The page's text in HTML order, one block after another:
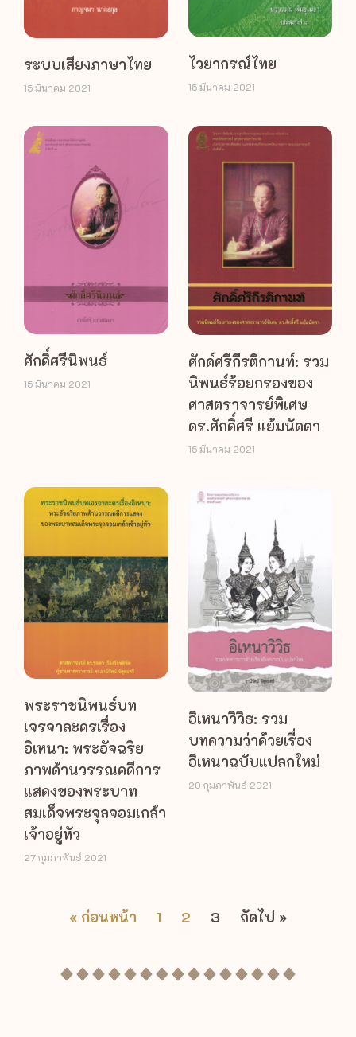
ระบบเสียงภาษาไทย
15 มีนาคม 2021
ไวยากรณ์ไทย
15 มีนาคม 2021
ศักดิ์ศรีนิพนธ์
15 มีนาคม 2021
ศักด์ศรีกีรติกานท์: รวม
นิพนธ์ร้อยกรองของ
ศาสตราจารย์พิเศษ
ดร.ศักดิ์ศรี แย้มนัดดา
15 มีนาคม 2021
พระราชนิพนธ์บท
เจรจาละครเรื่อง
อิเหนา: พระอัจฉริย
ภาพด้านวรรณคดีการ
แสดงของพระบาท
สมเด็จพระจุลจอมเกล้า
เจ้าอยู่หัว
27 กุมภาพันธ์ 2021
อิเหนาวิวิธ: รวม
บทความว่าด้วยเรื่อง
อิเหนาฉบับแปลกใหม่
20 กุมภาพันธ์ 2021
« ก่อนหน้า 1 2 3 ถัดไป »